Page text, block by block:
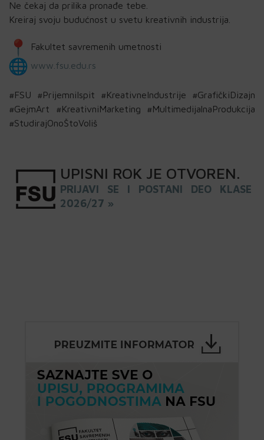
Ne čekaj da prilika pronađe tebe.
Kreiraj svoju budućnost u svetu kreativnih industrija.
Fakultet savremenih umetnosti
www.fsu.edu.rs
#FSU #PrijemniIspit #KreativneIndustrije #GrafičkiDizajn
#GejmArt #KreativniMarketing #MultimedijalnaProdukcija
#StudirajOnoŠtoVoliš
UPISNI ROK JE OTVOREN.
PRIJAVI SE I POSTANI DEO KLASE
2026/27 »